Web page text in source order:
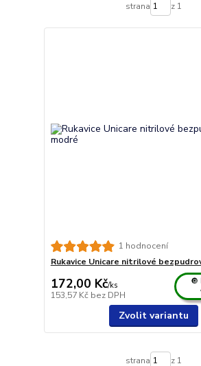
strana z 1
1 hodnocení
Rukavice Unicare nitrilové
172,00 Kč/ks
153,57 Kč bez DPH
🔘
Zvolit variantu
strana z 1